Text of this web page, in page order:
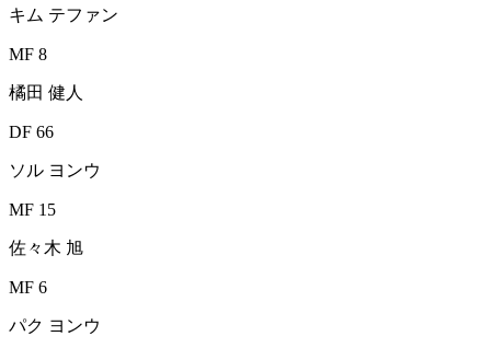
キム テファン
MF 8
橘田 健人
DF 66
ソル ヨンウ
MF 15
佐々木 旭
MF 6
パク ヨンウ